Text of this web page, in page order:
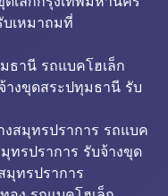
เหมาถมที่
ธานี รถแบคโฮเล็ก
งขุดสระปทุมธานี รับ
สมุทรปราการ รถแบค
ทรปราการ รับจ้างขุด
มุทรปราการ